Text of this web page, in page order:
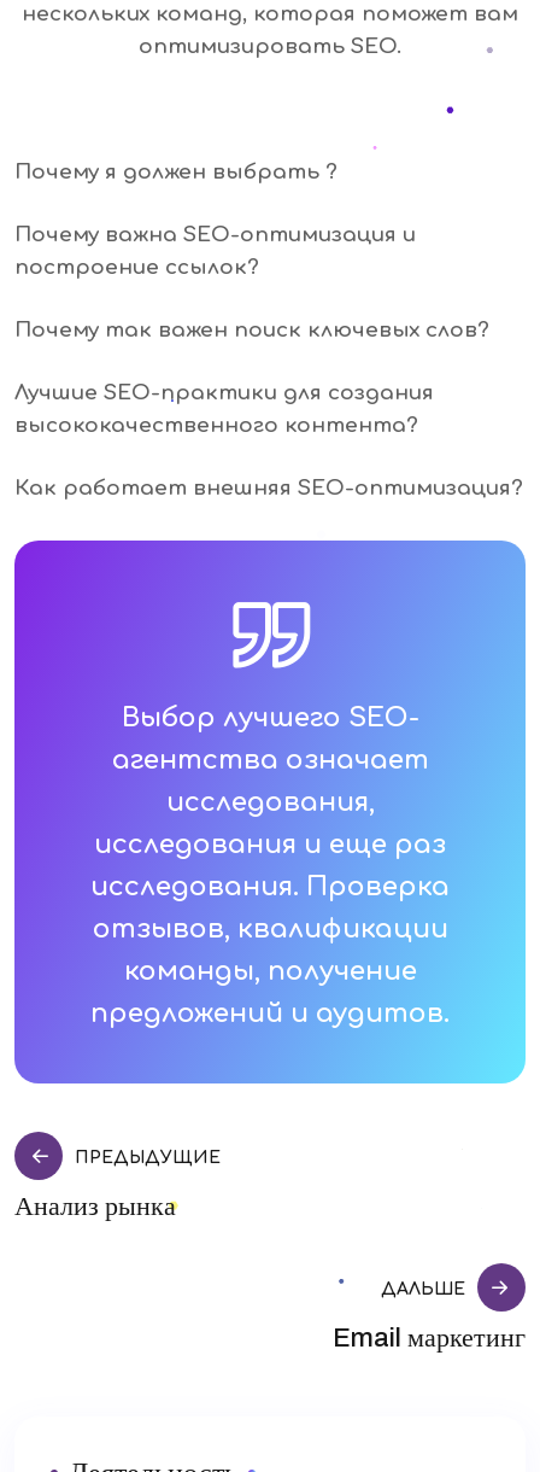
нескольких команд, которая поможет вам
оптимизировать SEO.
Почему я должен выбрать ?
Почему важна SEO-оптимизация и
построение ссылок?
Почему так важен поиск ключевых слов?
Лучшие SEO-практики для создания
высококачественного контента?
Как работает внешняя SEO-оптимизация?
Выбор лучшего SEO-
агентства означает
исследования,
исследования и еще раз
исследования. Проверка
отзывов, квалификации
команды, получение
предложений и аудитов.
Навигация
ПРЕДЫДУЩИЕ
Анализ рынка
ДАЛЬШЕ
Email маркетинг